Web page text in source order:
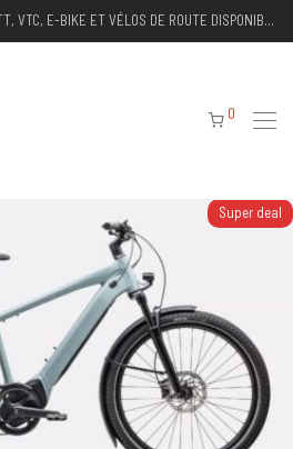
E-BIKE ET VÉLOS DE ROUTE DISPONIBLES IMMÉDIATEMENT
0
Super deal